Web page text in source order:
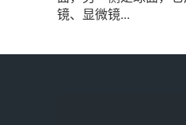
镜、显微镜...